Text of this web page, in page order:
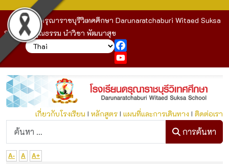
โรงเรียนดรุณาราชบุรีวิเทศศึกษา Darunaratchaburi Witaed Suksa
School : คุณธรรม นำวิชา พัฒนาสุข
YouTube
เกี่ยวกับโรงเรียนI หลักสูตรI แผนที่และการเดินทาง I ติดต่อเรา
ก
การค้นหา
A- A A+